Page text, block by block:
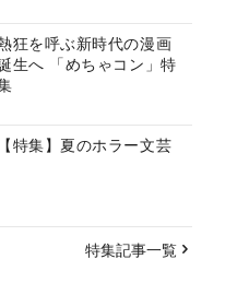
狂を呼ぶ新時代の漫画
生へ 「めちゃコン」特
【特集】夏のホラー文芸
特集記事一覧